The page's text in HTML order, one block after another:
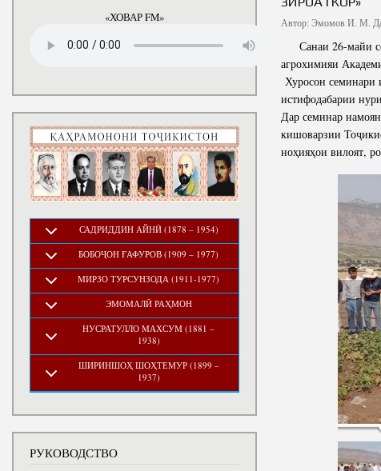
Автор: Эмомов И. М.
Санаи 26-майи
агрохимияи
Хуросон семинари
истифодабарии
Дар семинар
кишоварзии
ноҳияҳои вилоят,
«ХОВАР FM»
САДРИДДИН АЙНӢ (1878 – 1954)
БОБОҶОН ҒАФУРОВ (1909 – 1977)
МИРЗО ТУРСУНЗОДА (1911-1977)
ЭМОМАЛӢ РАҲМОН
НУСРАТУЛЛО МАХСУМ (1881 –
1938)
ШИРИНШОҲ ШОҲТЕМУР (1899 –
1937)
РУКОВОДСТВО